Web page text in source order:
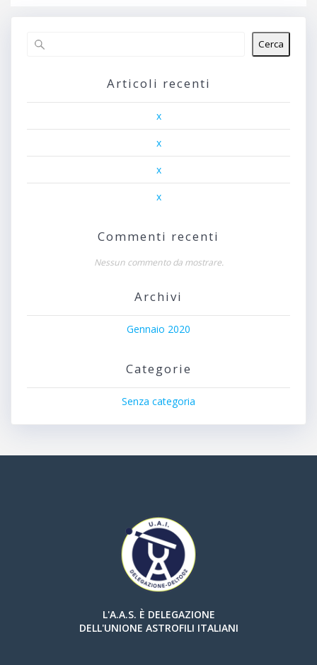
Cerca
Articoli recenti
x
x
x
x
Commenti recenti
Nessun commento da mostrare.
Archivi
Gennaio 2020
Categorie
Senza categoria
L'A.A.S. È DELEGAZIONE
DELL'UNIONE ASTROFILI ITALIANI